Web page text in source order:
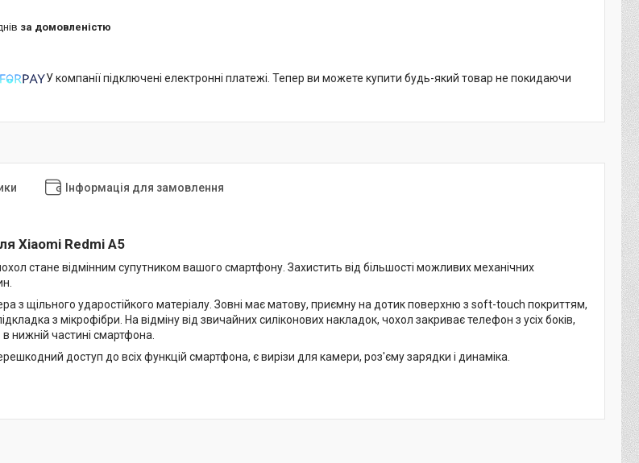
за домовленістю
У компанії підключені електронні платежі. Тепер ви можете купити будь-який товар не покидаючи
Інформація для замовлення
Xiaomi Redmi A5
стане відмінним супутником вашого смартфону. Захистить від більшості можливих механічних
з щільного ударостійкого матеріалу. Зовні має матову, приємну на дотик поверхню з soft-touch покриттям,
з мікрофібри. На відміну від звичайних силіконових накладок, чохол закриває телефон з усіх боків,
нижній частині смартфона.
доступ до всіх функцій смартфона, є вирізи для камери, роз'єму зарядки і динаміка.